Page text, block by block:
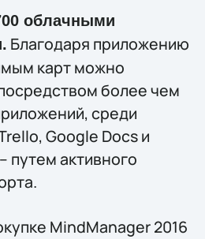
облачными
Благодаря приложению
карт можно
более чем
среди
Google Docs и
путем активного
MindManager 2016